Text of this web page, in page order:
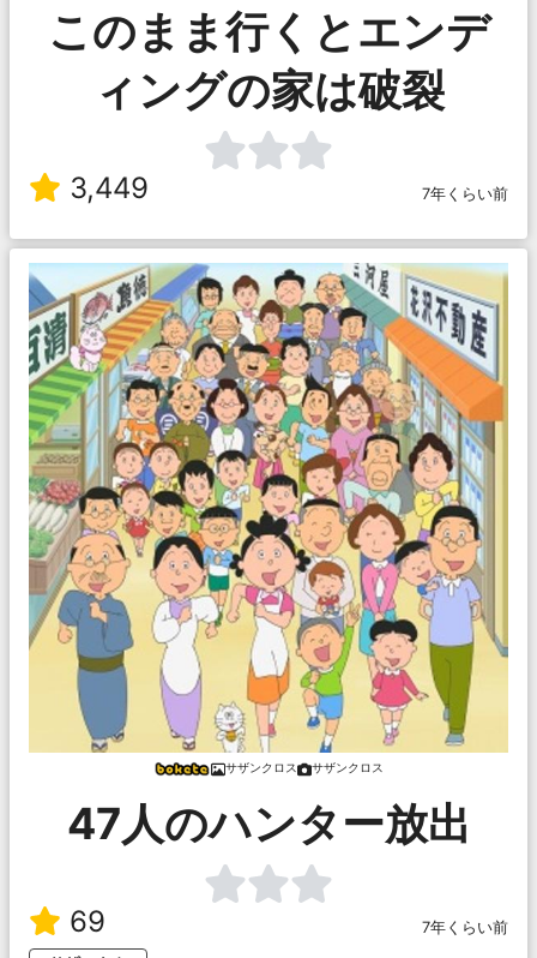
このまま行くとエンデ
ィングの家は破裂
3,449 7年くらい前
サザンクロス サザンクロス
47人のハンター放出
69
7年くらい前